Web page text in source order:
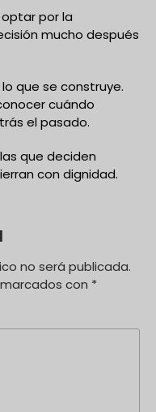
por la
mucho después
que se construye.
cuándo
el pasado.
que deciden
con dignidad.
no será publicada.
con *